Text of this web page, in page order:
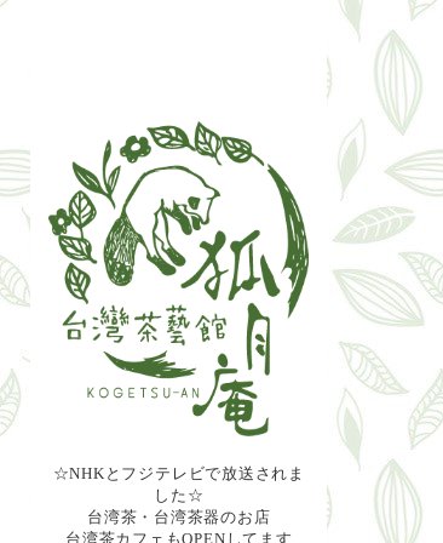
☆NHKとフジテレビで放送されま
した☆
台湾茶・台湾茶器のお店
台湾茶カフェもOPENしてます